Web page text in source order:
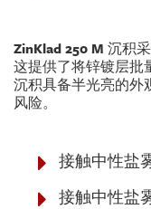
ZinKlad 250 M 沉积
这提供了将锌镀层批
沉积具备半光亮的外
风险。
接触中性盐
接触中性盐